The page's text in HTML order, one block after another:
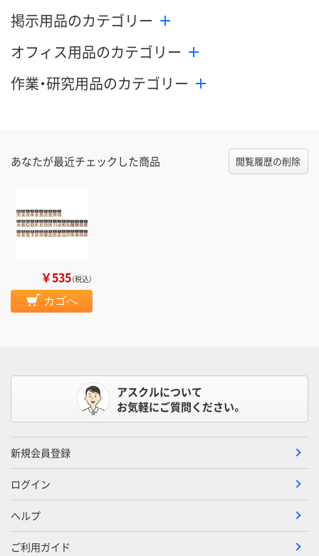
掲示用品のカテゴリー
オフィス用品のカテゴリー
作業・研究用品のカテゴリー
あなたが最近チェックした商品 閲覧履歴の削除
￥535（税込）
カゴへ
アスクルについて
お気軽にご質問ください。
新規会員登録
ログイン
ヘルプ
ご利用ガイド